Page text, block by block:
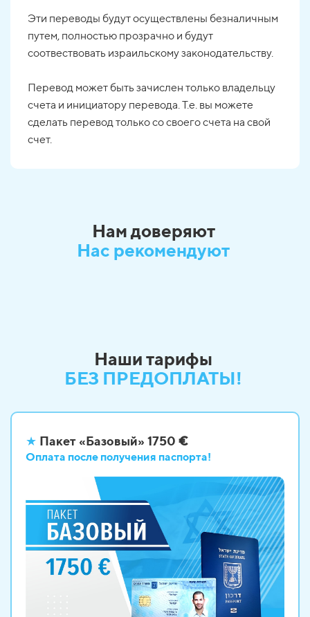
Эти переводы будут осуществлены безналичным
путем, полностью прозрачно и будут
соотвествовать израильскому законодательству.
Перевод может быть зачислен только владельцу
счета и инициатору перевода. Т.е. вы можете
сделать перевод только со своего счета на свой
счет.
Нам доверяют
Нас рекомендуют
Наши тарифы
БЕЗ ПРЕДОПЛАТЫ!
★ Пакет «Базовый» 1750 €
Оплата после получения паспорта!